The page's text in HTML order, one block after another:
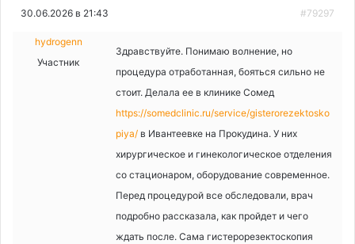
30.06.2026 в 21:43 #79297
hydrogenn
Участник
Здравствуйте. Понимаю волнение, но
процедура отработанная, бояться сильно не
стоит. Делала ее в клинике Сомед
https://somedclinic.ru/service/gisterorezektosko
piya/ в Ивантеевке на Прокудина. У них
хирургическое и гинекологическое отделения
со стационаром, оборудование современное.
Перед процедурой все обследовали, врач
подробно рассказала, как пройдет и чего
ждать после. Сама гистерорезектоскопия